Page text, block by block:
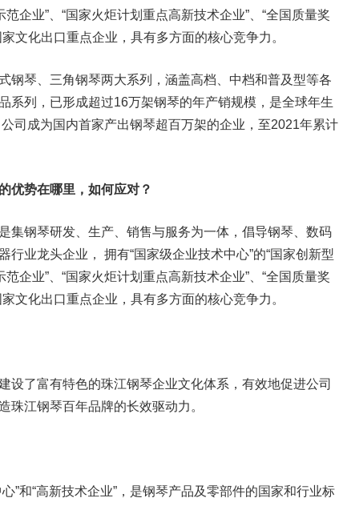
企业”、“国家火炬计划重点高新技术企业”、“全国质量奖
文化出口重点企业，具有多方面的核心竞争力。
琴、三角钢琴两大系列，涵盖高档、中档和普及型等各
系列，已形成超过16万架钢琴的年产销规模，是全球年生
司成为国内首家产出钢琴超百万架的企业，至2021年累计
势在哪里，如何应对？
钢琴研发、生产、销售与服务为一体，倡导钢琴、数码
行业龙头企业， 拥有“国家级企业技术中心”的“国家创新型
企业”、“国家火炬计划重点高新技术企业”、“全国质量奖
文化出口重点企业，具有多方面的核心竞争力。
了富有特色的珠江钢琴企业文化体系，有效地促进公司
珠江钢琴百年品牌的长效驱动力 。
和“高新技术企业”，是钢琴产品及零部件的国家和行业标